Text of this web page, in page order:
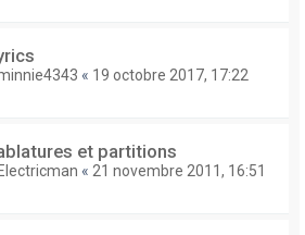
« 19 octobre 2017, 17:22
et partitions
Electricman « 21 novembre 2011, 16:51